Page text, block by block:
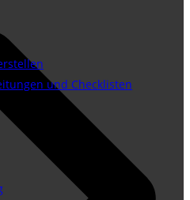
und Checklisten